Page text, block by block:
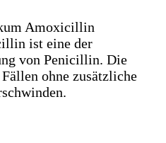
Amoxicillin
ist eine der
von Penicillin. Die
ohne zusätzliche